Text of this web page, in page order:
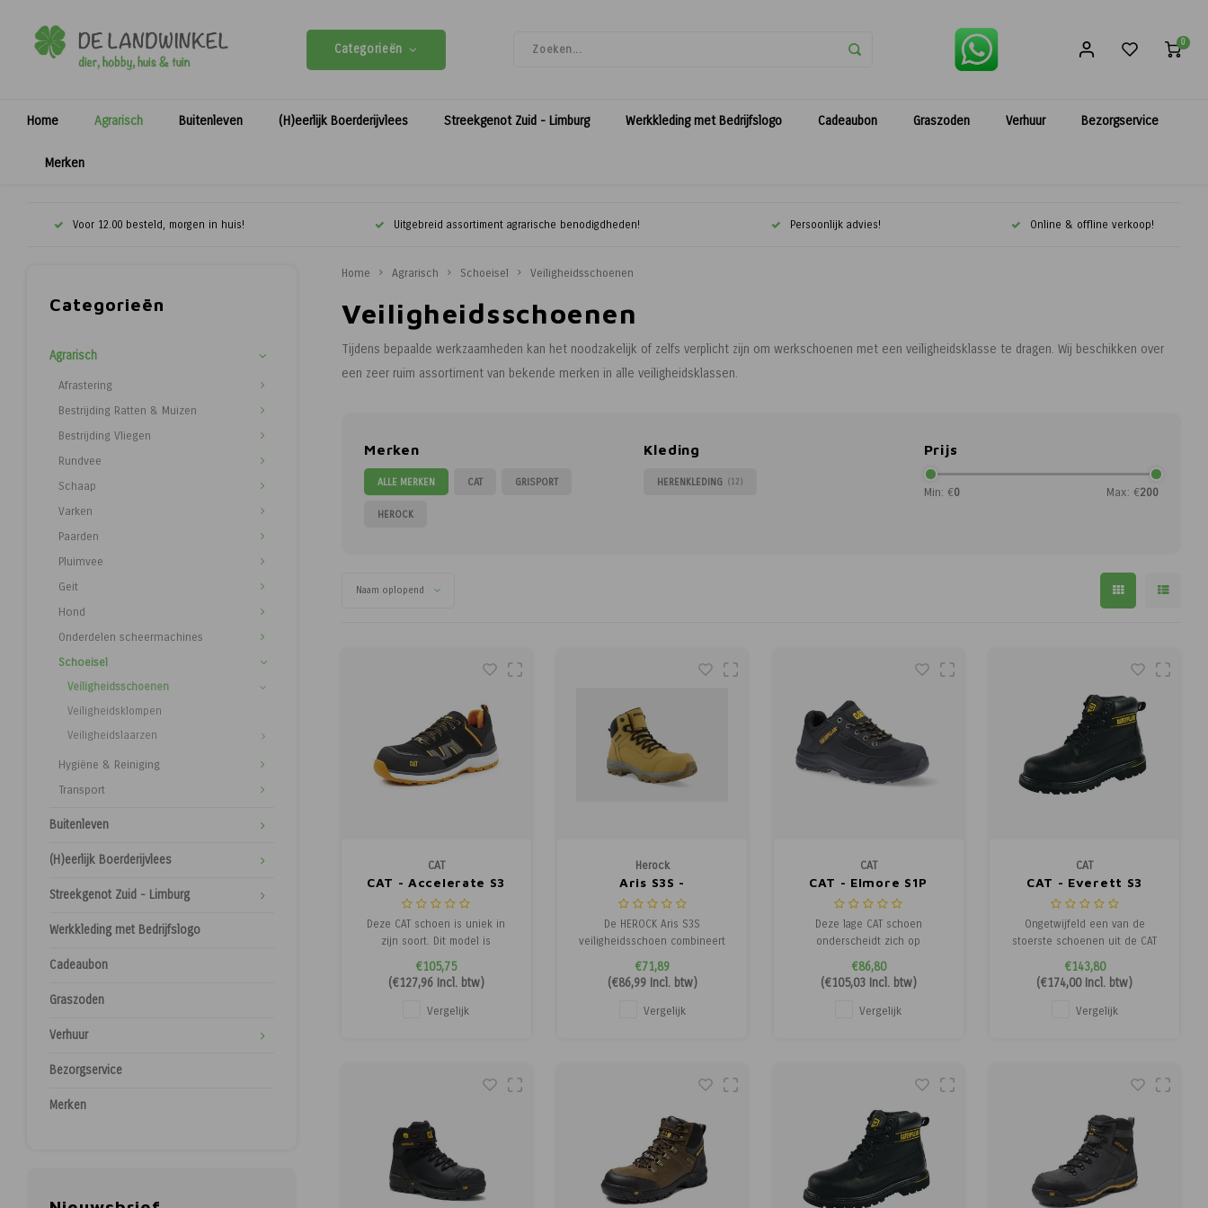
Categorieën 0
Home Agrarisch Buitenleven (H)eerlijk Boerderijvlees Streekgenot Zuid - Limburg Werkkleding met Bedrijfslogo Cadeaubon Graszoden Verhuur Bezorgservice
Merken
Voor 12.00 besteld, morgen in huis! Uitgebreid assortiment agrarische benodigdheden! Persoonlijk advies! Online & offline verkoop!
Categorieën
Agrarisch
Afrastering
Bestrijding Ratten & Muizen
Bestrijding Vliegen
Rundvee
Schaap
Varken
Paarden
Pluimvee
Geit
Hond
Onderdelen scheermachines
Schoeisel
Veiligheidsschoenen
Veiligheidsklompen
Veiligheidslaarzen
Hygiëne & Reiniging
Transport
Buitenleven
(H)eerlijk Boerderijvlees
Streekgenot Zuid - Limburg
Werkkleding met Bedrijfslogo
Cadeaubon
Graszoden
Verhuur
Bezorgservice
Merken
Home Agrarisch Schoeisel Veiligheidsschoenen
Veiligheidsschoenen
Tijdens bepaalde werkzaamheden kan het noodzakelijk of zelfs verplicht zijn om werkschoenen met een veiligheidsklasse te dragen. Wij beschikken over
een zeer ruim assortiment van bekende merken in alle veiligheidsklassen.
Merken
ALLE MERKEN CAT GRISPORT
HEROCK
Kleding
HERENKLEDING (12)
Prijs
Min: €0 Max: €200
Naam oplopend
CAT
CAT - Accelerate S3
Deze CAT schoen is uniek in
zijn soort. Dit model is
waterresistant en voorzien van
een ESD certificering. Dit is
samengebracht in een
sportieve non metallic schoen
€105,75
(€127,96Incl. btw)
Vergelijk
Herock
Aris S3S -
Veiligheidsschoen
De HEROCK Aris S3S
veiligheidsschoen combineert
maximale bescherming met
hoog draagcomfort. Perfect
voor zware
werkomstandigheden.
€71,89
(€86,99Incl. btw)
Vergelijk
CAT
CAT - Elmore S1P
Deze lage CAT schoen
onderscheidt zich op
meerdere vlakken van overige
veiligheidsschoenen. Naast dat
de schoen een hoog comfort
biedt en er goed uitziet zijn er
€86,80
(€105,03Incl. btw)
Vergelijk
CAT
CAT - Everett S3
Ongetwijfeld een van de
stoerste schoenen uit de CAT
collectie. Volledig waterproof
(3M Thinsulate lining), licht van
gewicht door de composiet
beschermneus en kunststof
€143,80
(€174,00Incl. btw)
Vergelijk